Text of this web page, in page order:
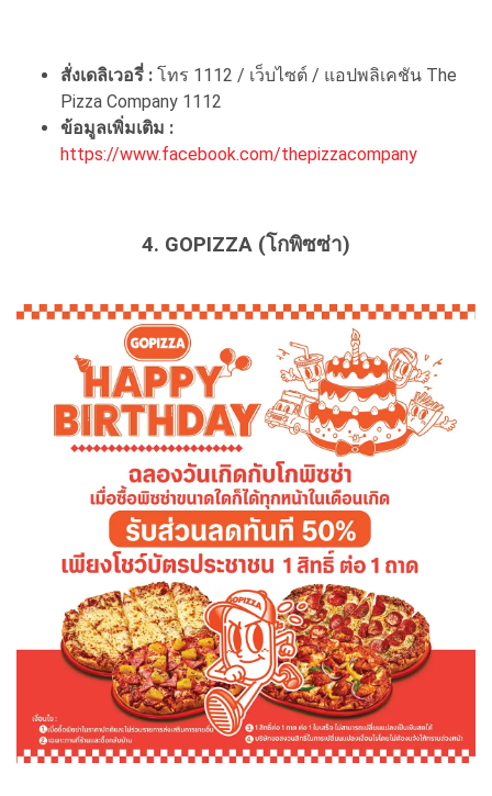
สั่งเดลิเวอรี่ : โทร 1112 / เว็บไซต์ / แอปพลิเคชัน The
Pizza Company 1112
ข้อมูลเพิ่มเติม :
https://www.facebook.com/thepizzacompany
4. GOPIZZA (โกพิซซ่า)